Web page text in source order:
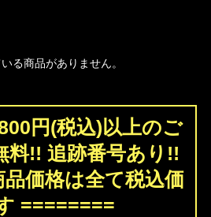
る商品がありません。
円(税込)以上のご
料!! 追跡番号あり!!
価格は全て税込価
========